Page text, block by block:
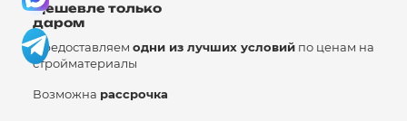
Дешевле только
даром
Предоставляем одни из лучших условий по ценам на
стройматериалы
Возможна рассрочка